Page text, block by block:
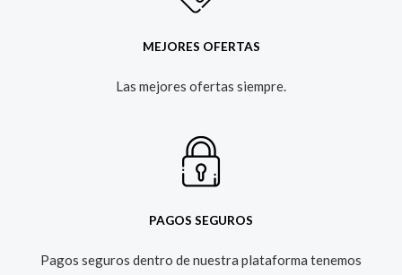
MEJORES OFERTAS
Las mejores ofertas siempre.​
PAGOS SEGUROS
Pagos seguros dentro de nuestra plataforma tenemos